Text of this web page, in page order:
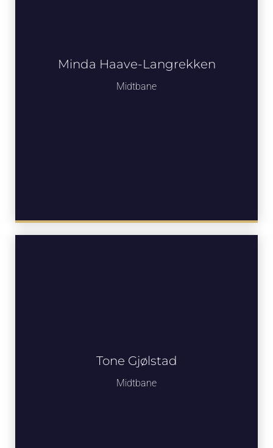
Minda Haave-Langrekken
Midtbane
Tone Gjølstad
Midtbane